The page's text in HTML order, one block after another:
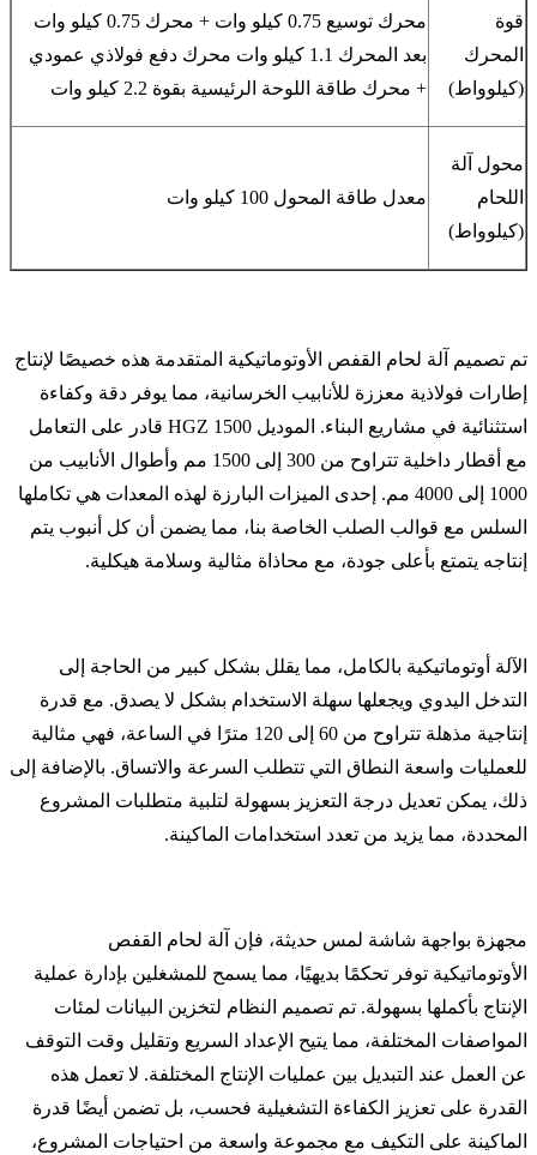
قوة
المحرك
(كيلوواط)
محرك توسيع 0.75 كيلو وات + محرك 0.75 كيلو وات
بعد المحرك 1.1 كيلو وات محرك دفع فولاذي عمودي
+ محرك طاقة اللوحة الرئيسية بقوة 2.2 كيلو وات
محول آلة
اللحام
(كيلوواط)
معدل طاقة المحول 100 كيلو وات
تم تصميم آلة لحام القفص الأوتوماتيكية المتقدمة هذه خصيصًا لإنتاج
إطارات فولاذية معززة للأنابيب الخرسانية، مما يوفر دقة وكفاءة
استثنائية في مشاريع البناء. الموديل HGZ 1500 قادر على التعامل
مع أقطار داخلية تتراوح من 300 إلى 1500 مم وأطوال الأنابيب من
1000 إلى 4000 مم. إحدى الميزات البارزة لهذه المعدات هي تكاملها
السلس مع قوالب الصلب الخاصة بنا، مما يضمن أن كل أنبوب يتم
إنتاجه يتمتع بأعلى جودة، مع محاذاة مثالية وسلامة هيكلية.
الآلة أوتوماتيكية بالكامل، مما يقلل بشكل كبير من الحاجة إلى
التدخل اليدوي ويجعلها سهلة الاستخدام بشكل لا يصدق. مع قدرة
إنتاجية مذهلة تتراوح من 60 إلى 120 مترًا في الساعة، فهي مثالية
للعمليات واسعة النطاق التي تتطلب السرعة والاتساق. بالإضافة إلى
ذلك، يمكن تعديل درجة التعزيز بسهولة لتلبية متطلبات المشروع
المحددة، مما يزيد من تعدد استخدامات الماكينة.
مجهزة بواجهة شاشة لمس حديثة، فإن آلة لحام القفص
الأوتوماتيكية توفر تحكمًا بديهيًا، مما يسمح للمشغلين بإدارة عملية
الإنتاج بأكملها بسهولة. تم تصميم النظام لتخزين البيانات لمئات
المواصفات المختلفة، مما يتيح الإعداد السريع وتقليل وقت التوقف
عن العمل عند التبديل بين عمليات الإنتاج المختلفة. لا تعمل هذه
القدرة على تعزيز الكفاءة التشغيلية فحسب، بل تضمن أيضًا قدرة
الماكينة على التكيف مع مجموعة واسعة من احتياجات المشروع،